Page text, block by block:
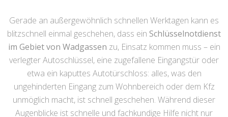
Gerade an außergewöhnlich schnellen Werktagen kann es
blitzschnell einmal geschehen, dass ein Schlüsselnotdienst
im Gebiet von Wadgassen zu, Einsatz kommen muss – ein
verlegter Autoschlüssel, eine zugefallene Eingangstür oder
etwa ein kaputtes Autotürschloss: alles, was den
ungehinderten Eingang zum Wohnbereich oder dem Kfz
unmöglich macht, ist schnell geschehen. Während dieser
Augenblicke ist schnelle und fachkundige Hilfe nicht nur